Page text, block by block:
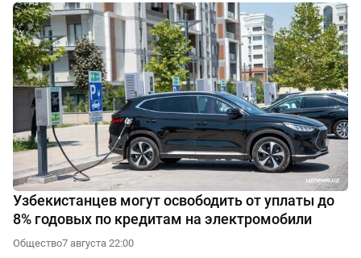
Узбекистанцев могут освободить от уплаты до
8% годовых по кредитам на электромобили
Общество7 августа 22:00